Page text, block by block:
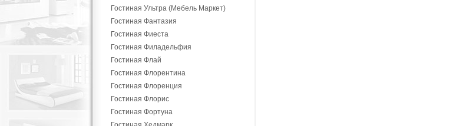
Гостиная Ультра (Мебель Маркет)
Гостиная Фантазия
Гостиная Фиеста
Гостиная Филадельфия
Гостиная Флай
Гостиная Флорентина
Гостиная Флоренция
Гостиная Флорис
Гостиная Фортуна